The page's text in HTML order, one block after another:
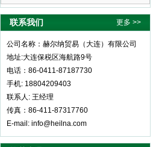
联系我们 更多 >>
公司名称：赫尔纳贸易（大连）有限公司
地址:大连保税区海航路9号
电话：86-0411-87187730
手机: 18804209403
联系人: 王经理
传真：86-411-87317760
E-mail: info@heilna.com